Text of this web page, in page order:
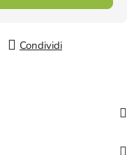
Condividi